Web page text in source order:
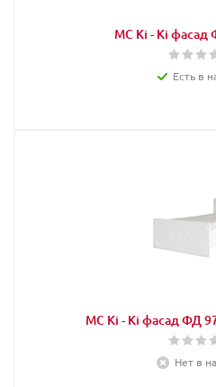
МС Кi - Кi фасад
Есть в
МС Кi - Кi фасад ФД
Нет в